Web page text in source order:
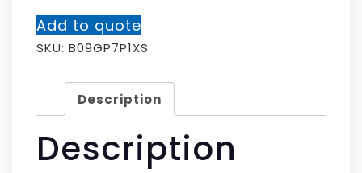
Add to quote
SKU: B09GP7P1XS
Description
Description